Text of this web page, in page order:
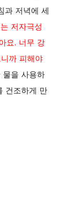
과 저녁에 세
저자극성
요. 너무 강
까 피해야
물을 사용하
건조하게 만